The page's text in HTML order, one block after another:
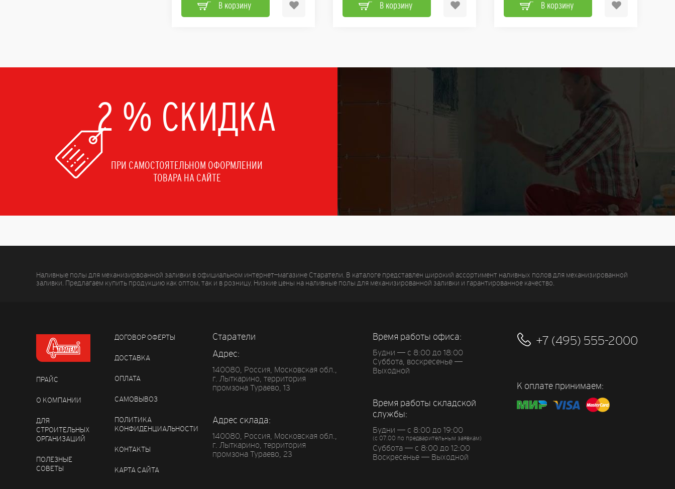
В корзину В корзину В корзину
2 % СКИДКА
ПРИ САМОСТОЯТЕЛЬНОМ ОФОРМЛЕНИИ
ТОВАРА НА САЙТЕ
Наливные полы для механизирвоанной заливки в официальном интернет–магазине Старатели. В каталоге представлен широкий ассортимент наливных полов для механизированной
заливки. Предлагаем купить продукцию как оптом, так и в розницу. Низкие цены на наливные полы для механизированной заливки и гарантированное качество.
ПРАЙС
О КОМПАНИИ
ДЛЯ
СТРОИТЕЛЬНЫХ
ОРГАНИЗАЦИЙ
ПОЛЕЗНЫЕ
СОВЕТЫ
ДОГОВОР ОФЕРТЫ
ДОСТАВКА
ОПЛАТА
САМОВЫВОЗ
ПОЛИТИКА
КОНФИДЕНЦИАЛЬНОСТИ
КОНТАКТЫ
КАРТА САЙТА
Старатели
Адрес:
140080 , Россия, Московская обл.,
г. Лыткарино территория
промзона Тураево, 13
Адрес склада:
140080, Россия, Московская обл.,
г. Лыткарино, территория
промзона Тураево, 23
Время работы офиса:
Будни — с 8:00 до 18:00
Суббота, воскресенье —
Выходной
Время работы складской
службы:
Будни — с 8:00 до 19:00
(с 07.00 по предварительным заявкам)
Суббота — с 8:00 до 12:00
Воскресенье — Выходной
+7 (495) 555-2000
К оплате принимаем: